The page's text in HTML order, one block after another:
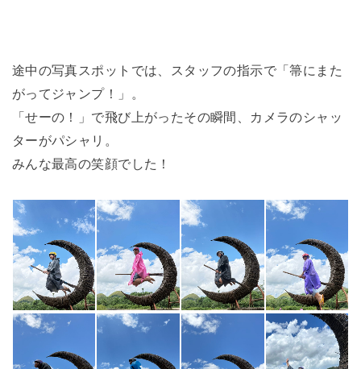
途中の写真スポットでは、スタッフの指示で「箒にまた
がってジャンプ！」。
「せーの！」で飛び上がったその瞬間、カメラのシャッ
ターがパシャリ。
みんな最高の笑顔でした！